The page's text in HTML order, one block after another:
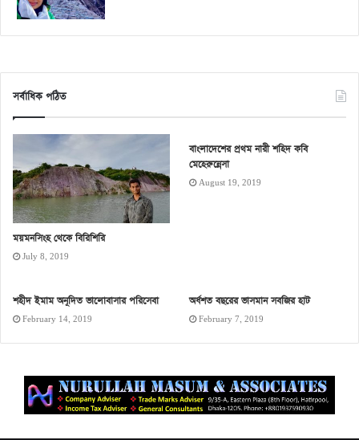
সর্বাধিক পঠিত
ময়মনসিংহ থেকে বিরিশিরি
July 8, 2019
বাংলাদেশের প্রথম নারী শহিদ কবি
মেহেরুন্নেসা
August 19, 2019
শহীদ ইমাম অনূদিত ভালোবাসার পরিসেবা
February 14, 2019
অর্ধশত বছরের ভাসমান সবজির হাট
February 7, 2019